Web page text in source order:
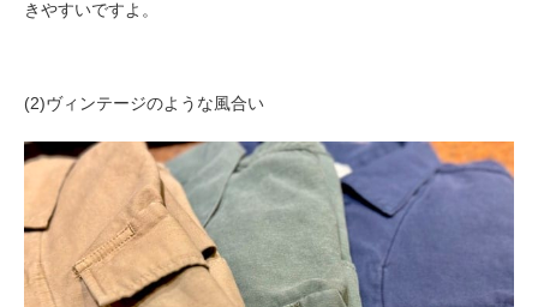
きやすいですよ。
(2)ヴィンテージのような風合い